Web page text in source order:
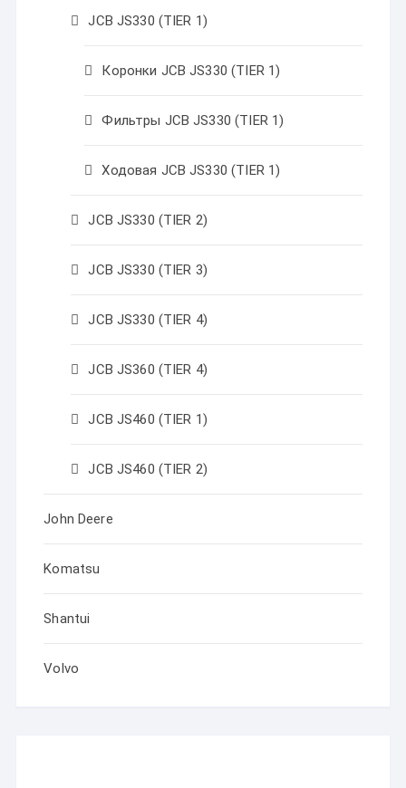
JCB JS330 (TIER 1)
Коронки JCB JS330 (TIER 1)
Фильтры JCB JS330 (TIER 1)
Ходовая JCB JS330 (TIER 1)
JCB JS330 (TIER 2)
JCB JS330 (TIER 3)
JCB JS330 (TIER 4)
JCB JS360 (TIER 4)
JCB JS460 (TIER 1)
JCB JS460 (TIER 2)
John Deere
Komatsu
Shantui
Volvo